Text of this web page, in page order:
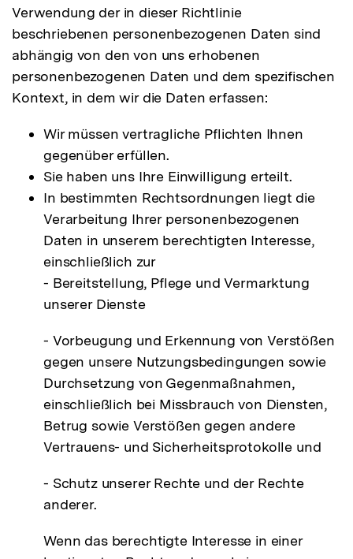
Verwendung der in dieser Richtlinie
beschriebenen personenbezogenen Daten sind
abhängig von den von uns erhobenen
personenbezogenen Daten und dem spezifischen
Kontext, in dem wir die Daten erfassen:
Wir müssen vertragliche Pflichten Ihnen
gegenüber erfüllen.
Sie haben uns Ihre Einwilligung erteilt.
In bestimmten Rechtsordnungen liegt die
Verarbeitung Ihrer personenbezogenen
Daten in unserem berechtigten Interesse,
einschließlich zur
- Bereitstellung, Pflege und Vermarktung
unserer Dienste
- Vorbeugung und Erkennung von Verstößen
gegen unsere Nutzungsbedingungen sowie
Durchsetzung von Gegenmaßnahmen,
einschließlich bei Missbrauch von Diensten,
Betrug sowie Verstößen gegen andere
Vertrauens- und Sicherheitsprotokolle und
- Schutz unserer Rechte und der Rechte
anderer.
Wenn das berechtigte Interesse in einer